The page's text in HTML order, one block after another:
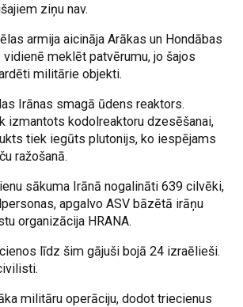
ziņu nav.
armija aicināja Arākas un Hondābas
meklēt patvērumu, jo šajos
militārie objekti.
Irānas smagā ūdens reaktors.
izmantots kodolreaktoru dzesēšanai,
tiek iegūts plutonijs, ko iespējams
ražošanā.
sākuma Irānā nogalināti 639 cilvēki,
apgalvo ASV bāzētā irāņu
organizācija HRANA.
līdz šim gājuši bojā 24 izraēlieši.
militāru operāciju, dodot triecienus